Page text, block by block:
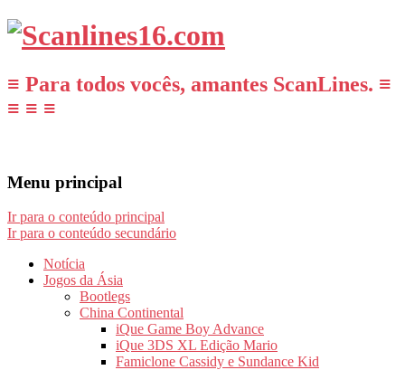
≡ Para todos vocês, amantes ScanLines. ≡
≡ ≡ ≡
Menu principal
Ir para o conteúdo principal
Ir para o conteúdo secundário
Notícia
Jogos da Ásia
Bootlegs
China Continental
iQue Game Boy Advance
iQue 3DS XL Edição Mario
Famiclone Cassidy e Sundance Kid